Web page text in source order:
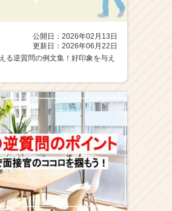
公開日：2026年02月13日
更新日：2026年06月22日
る逆質問の例文集！好印象を与え